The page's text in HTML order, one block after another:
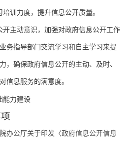
训力度，提升信息公开质量。
开主动意识，加强对政府信息公开工作
务指导部门交流学习和自主学习来提
，确保政府信息公开的主动、及时、
信息服务的满意度。
能力建设
办公厅关于印发〈政府信息公开信息